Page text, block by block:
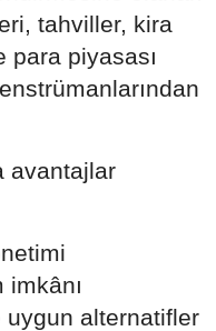
tahviller, kira
para piyasası
avantajlar
imkânı
uygun alternatifler